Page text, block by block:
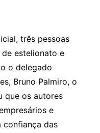
três pessoas
estelionato e
o delegado
Bruno Palmiro, o
que os autores
e
confiança das